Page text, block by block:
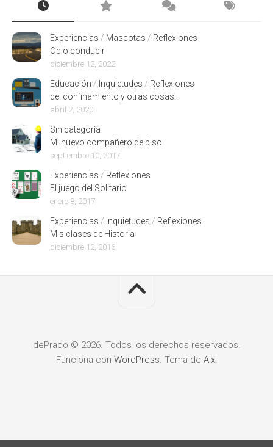
Experiencias / Mascotas / Reflexiones
Odio conducir
diciembre 12, 2022
Educación / Inquietudes / Reflexiones
del confinamiento y otras cosas…
abril 2, 2020
Sin categoría
Mi nuevo compañero de piso
septiembre 10, 2017
Experiencias / Reflexiones
El juego del Solitario
enero 8, 2017
Experiencias / Inquietudes / Reflexiones
Mis clases de Historia
diciembre 12, 2016
dePrado © 2026. Todos los derechos reservados.
Funciona con WordPress. Tema de Alx.